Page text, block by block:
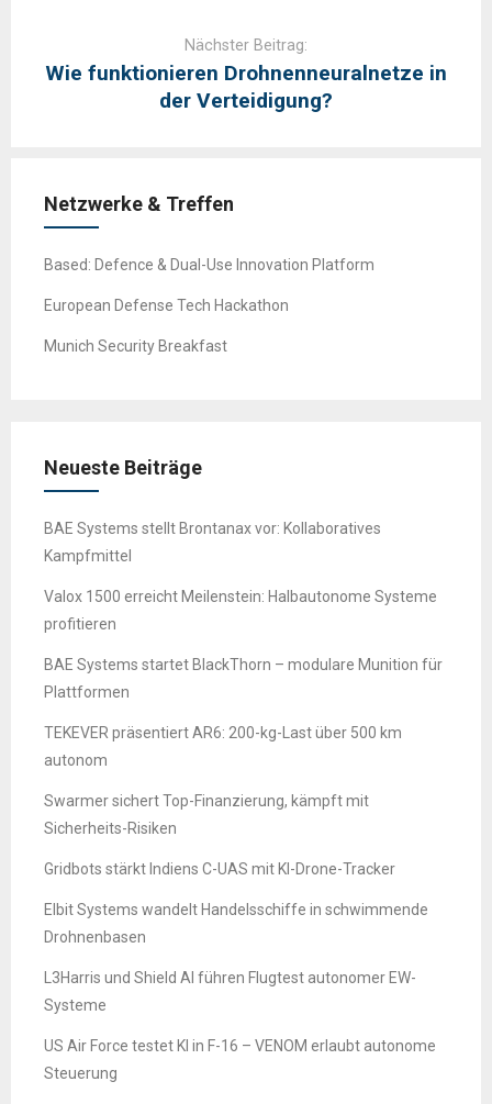
Nächster Beitrag:
Wie funktionieren Drohnenneuralnetze in
der Verteidigung?
Netzwerke & Treffen
Based: Defence & Dual-Use Innovation Platform
European Defense Tech Hackathon
Munich Security Breakfast
Neueste Beiträge
BAE Systems stellt Brontanax vor: Kollaboratives
Kampfmittel
Valox 1500 erreicht Meilenstein: Halbautonome Systeme
profitieren
BAE Systems startet BlackThorn – modulare Munition für
Plattformen
TEKEVER präsentiert AR6: 200-kg-Last über 500 km
autonom
Swarmer sichert Top-Finanzierung, kämpft mit
Sicherheits-Risiken
Gridbots stärkt Indiens C-UAS mit KI-Drone-Tracker
Elbit Systems wandelt Handelsschiffe in schwimmende
Drohnenbasen
L3Harris und Shield AI führen Flugtest autonomer EW-
Systeme
US Air Force testet KI in F-16 – VENOM erlaubt autonome
Steuerung